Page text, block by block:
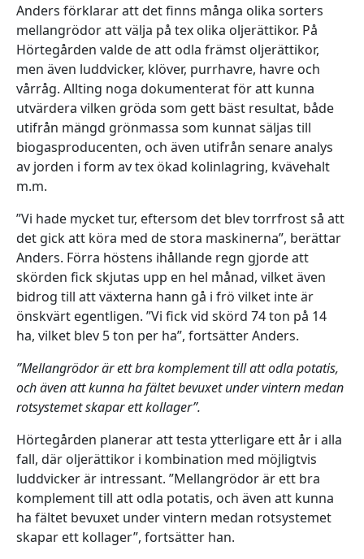
Anders förklarar att det finns många olika sorters
mellangrödor att välja på tex olika oljerättikor. På
Hörtegården valde de att odla främst oljerättikor,
men även luddvicker, klöver, purrhavre, havre och
vårråg. Allting noga dokumenterat för att kunna
utvärdera vilken gröda som gett bäst resultat, både
utifrån mängd grönmassa som kunnat säljas till
biogasproducenten, och även utifrån senare analys
av jorden i form av tex ökad kolinlagring, kvävehalt
m.m.
”Vi hade mycket tur, eftersom det blev torrfrost så att
det gick att köra med de stora maskinerna”, berättar
Anders. Förra höstens ihållande regn gjorde att
skörden fick skjutas upp en hel månad, vilket även
bidrog till att växterna hann gå i frö vilket inte är
önskvärt egentligen. ”Vi fick vid skörd 74 ton på 14
ha, vilket blev 5 ton per ha”, fortsätter Anders.
”Mellangrödor är ett bra komplement till att odla potatis,
och även att kunna ha fältet bevuxet under vintern medan
rotsystemet skapar ett kollager”.
Hörtegården planerar att testa ytterligare ett år i alla
fall, där oljerättikor i kombination med möjligtvis
luddvicker är intressant. ”Mellangrödor är ett bra
komplement till att odla potatis, och även att kunna
ha fältet bevuxet under vintern medan rotsystemet
skapar ett kollager”, fortsätter han.